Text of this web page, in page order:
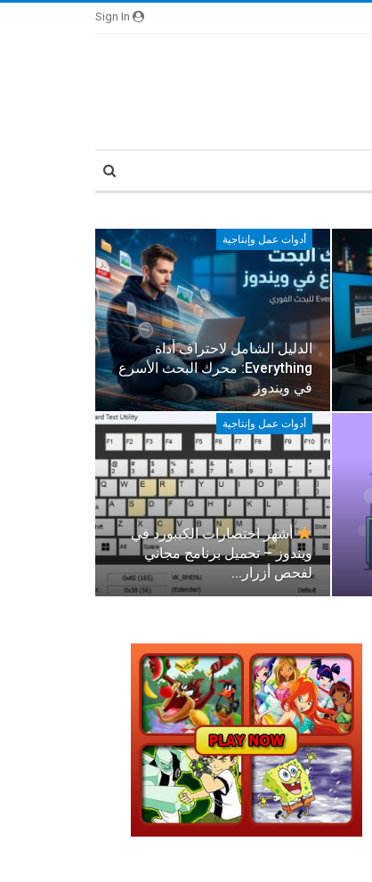
أدوات عمل وإنتاجية
الدليل الشامل لاحتراف أداة
Everything: محرك البحث الأسرع
في ويندوز
أدوات عمل وإنتاجية
أشهر اختصارات الكيبورد في
ويندوز – تحميل برنامج مجاني
لفحص أزرار…